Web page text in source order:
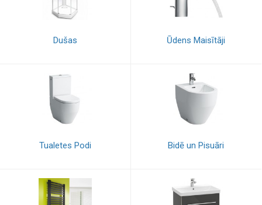
Dušas Ūdens Maisītāji
Tualetes Podi Bidē un Pisuāri